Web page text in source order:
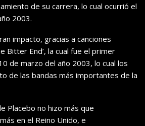
de su carrera, lo cual ocurrió el
2003.
impacto, gracias a canciones
Bitter End’, la cual fue el primer
de marzo del año 2003, lo cual los
de las bandas más importantes de la
Placebo no hizo más que
en el Reino Unido, e